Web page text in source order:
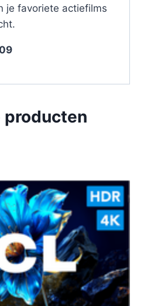
je favoriete actiefilms
producten